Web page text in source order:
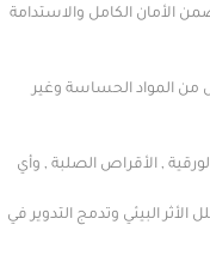
الكامل والاستدامة
الحساسة وغير
الصلبة , وأي
وتدمج التدوير في